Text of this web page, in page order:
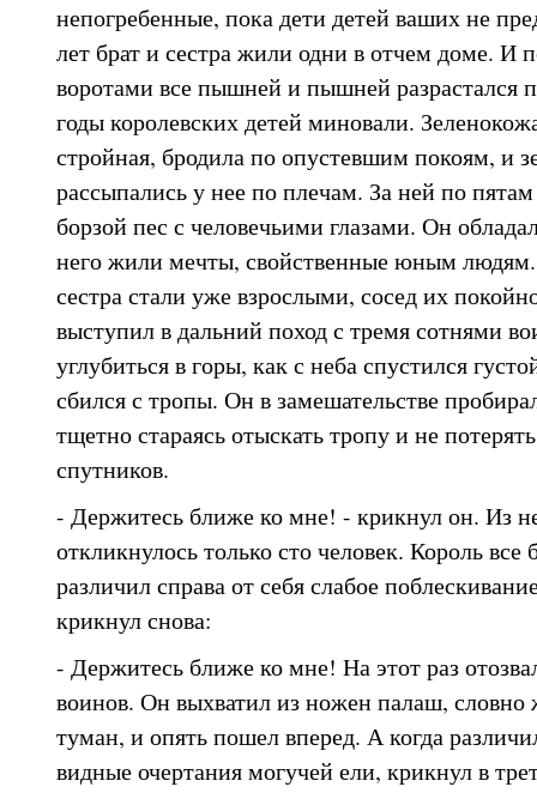
непогребенные, пока дети детей ваших не
лет брат и сестра жили одни в отчем доме. И
воротами все пышней и пышней разрастался
годы королевских детей миновали.
стройная, бродила по опустевшим покоям, и
рассыпались у нее по плечам. За ней по
борзой пес с человечьими глазами. Он
него жили мечты, свойственные юным людям.
сестра стали уже взрослыми, сосед их
выступил в дальний поход с тремя сотнями
углубиться в горы, как с неба спустился
сбился с тропы. Он в замешательстве
тщетно стараясь отыскать тропу и не
спутников.
- Держитесь ближе ко мне! - крикнул он. Из
откликнулось только сто человек. Король все
различил справа от себя слабое
крикнул снова:
- Держитесь ближе ко мне! На этот раз
воинов. Он выхватил из ножен палаш, словно
туман, и опять пошел вперед. А когда
видные очертания могучей ели, крикнул в